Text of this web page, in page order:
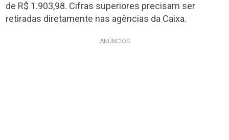
de R$ 1.903,98. Cifras superiores precisam ser
retiradas diretamente nas agências da Caixa.
ANÚNCIOS